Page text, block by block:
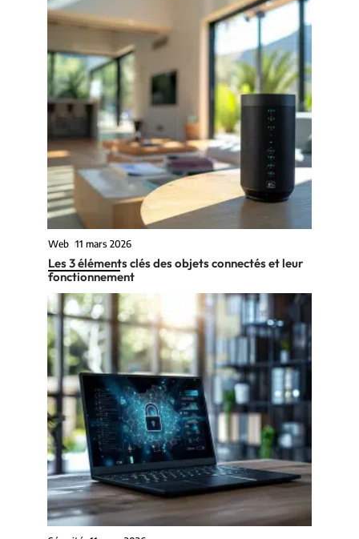
Web 11 mars 2026
Les 3 éléments clés des objets connectés et leur
fonctionnement